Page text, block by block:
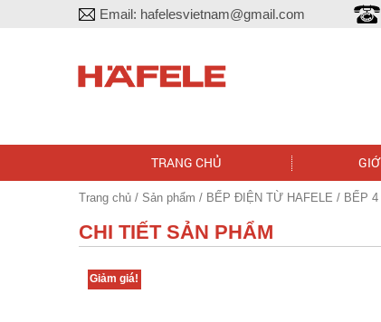
Email: hafelesvietnam@gmail.com
TRANG CHỦ
Trang chủ / Sản phẩm / BẾP ĐIỆN TỪ HAFELE / BẾP 4
CHI TIẾT SẢN PHẨM
Giảm giá!